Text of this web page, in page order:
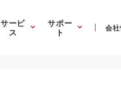
サービ
ス
サポー
ト 会